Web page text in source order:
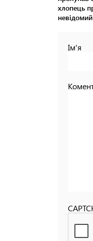
хлопець
Ім'я